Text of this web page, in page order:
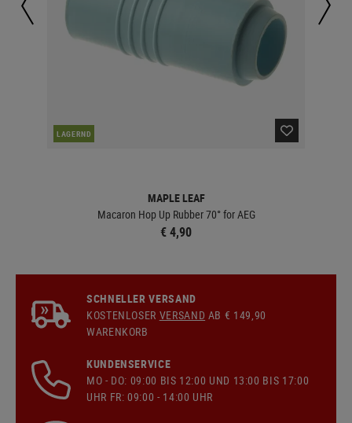
LAGERND
MAPLE LEAF
Macaron Hop Up Rubber 70° for AEG
€ 4,90
SCHNELLER VERSAND
KOSTENLOSER VERSAND AB € 149,90
WARENKORB
KUNDENSERVICE
MO - DO: 09:00 BIS 12:00 UND 13:00 BIS 17:00
UHR FR: 09:00 - 14:00 UHR